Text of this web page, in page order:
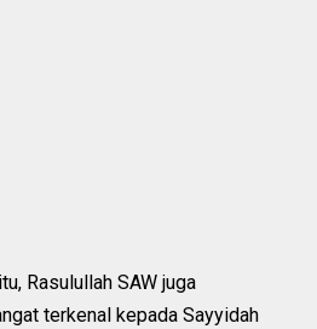
Rasulullah SAW juga
terkenal kepada Sayyidah